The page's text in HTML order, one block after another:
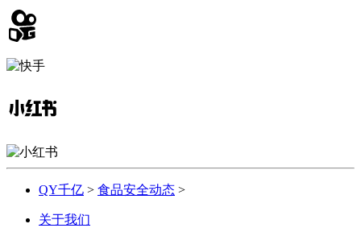
QY千亿 > 食品安全动态 >
关于我们